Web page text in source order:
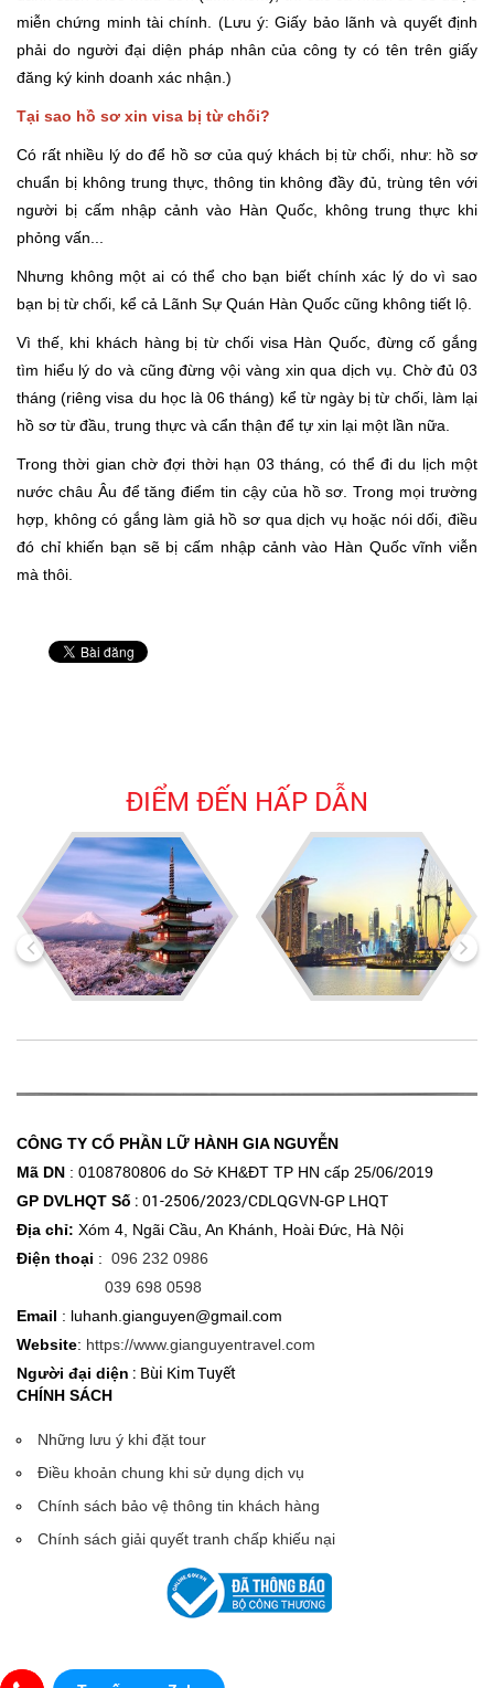
miễn chứng minh tài chính. (Lưu ý: Giấy bảo lãnh và quyết định
phải do người đại diện pháp nhân của công ty có tên trên giấy
đăng ký kinh doanh xác nhận.)
Tại sao hồ sơ xin visa bị từ chối?
Có rất nhiều lý do để hồ sơ của quý khách bị từ chối, như: hồ sơ
chuẩn bị không trung thực, thông tin không đầy đủ, trùng tên với
người bị cấm nhập cảnh vào Hàn Quốc, không trung thực khi
phỏng vấn...
Nhưng không một ai có thể cho bạn biết chính xác lý do vì sao
bạn bị từ chối, kể cả Lãnh Sự Quán Hàn Quốc cũng không tiết lộ.
Vì thế, khi khách hàng bị từ chối visa Hàn Quốc, đừng cố gắng
tìm hiểu lý do và cũng đừng vội vàng xin qua dịch vụ. Chờ đủ 03
tháng (riêng visa du học là 06 tháng) kể từ ngày bị từ chối, làm lại
hồ sơ từ đầu, trung thực và cẩn thận để tự xin lại một lần nữa.
Trong thời gian chờ đợi thời hạn 03 tháng, có thể đi du lịch một
nước châu Âu để tăng điểm tin cậy của hồ sơ. Trong mọi trường
hợp, không có gắng làm giả hồ sơ qua dịch vụ hoặc nói dối, điều
đó chỉ khiến bạn sẽ bị cấm nhập cảnh vào Hàn Quốc vĩnh viễn
mà thôi.
ĐIỂM ĐẾN HẤP DẪN
CÔNG TY CỔ PHẦN LỮ HÀNH GIA NGUYỄN
Mã DN : 0108780806 do Sở KH&ĐT TP HN cấp 25/06/2019
GP DVLHQT Số : 01-2506/2023/CDLQGVN-GP LHQT
Địa chỉ: Xóm 4, Ngãi Cầu, An Khánh, Hoài Đức, Hà Nội
Điện thoại : 096 232 0986
039 698 0598
Email : luhanh.gianguyen@gmail.com
Website: https://www.gianguyentravel.com
Người đại diện : Bùi Kim Tuyết
CHÍNH SÁCH
Những lưu ý khi đặt tour
Điều khoản chung khi sử dụng dịch vụ
Chính sách bảo vệ thông tin khách hàng
Chính sách giải quyết tranh chấp khiếu nại